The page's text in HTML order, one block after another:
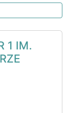
1 IM.